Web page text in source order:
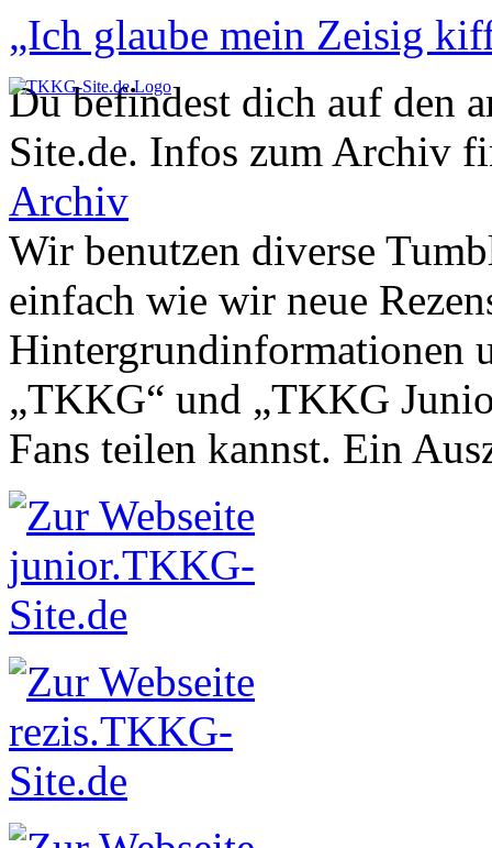
„Ich glaube mein Zeisig
Du befindest dich auf den
Site.de. Infos zum Archiv
Archiv
Wir benutzen diverse
einfach wie wir neue
Hintergrundinformationen
„TKKG“ und „TKKG
Fans teilen kannst. Ein